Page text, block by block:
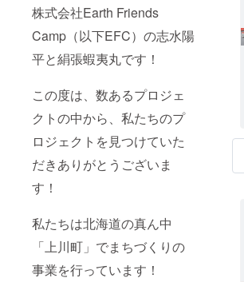
株式会社Earth Friends
Camp（以下EFC）の志水陽
平と絹張蝦夷丸です！
この度は、数あるプロジェ
クトの中から、私たちのプ
ロジェクトを見つけていた
だきありがとうございま
す！
私たちは北海道の真ん中
「上川町」でまちづくりの
事業を行っています！